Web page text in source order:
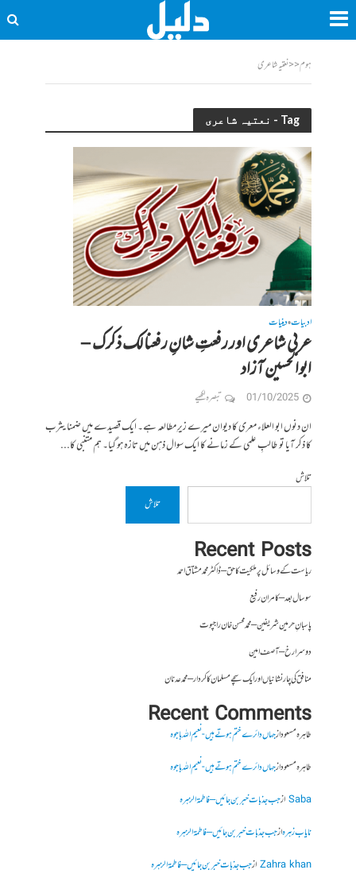
ہوم<<نعتیہ شاعری
Tag - نعتیہ شاعری
ادبیات•دینیات
عربی شاعری اور رفعتِ شانِ رفعنا لک ذکرک –
ابوالحسین آزاد
01/10/2025 تبصرہ لکھیے
ان دنوں ابو العلاء معری کا دیوان میرے زیرِ مطالعہ ہے۔ ایک قصیدے میں ضمنا یثرب
کا ذکر آیا تو طالبِ علمی کے زمانے کا ایک سوال ذہن میں تازہ ہو گیا۔ ہم متنبی کا...
تلاش
تلاش
Recent Posts
ریاست کے وسائل پر ملکیت کا حق – ڈاکٹر محمد مشتاق احمد
سو سال بعد – کامران رفیع
پاسبانِ حرمین شریفین – محمد محسن خان راجپوت
دوسرا رخ – آصف امین
منافق کی چار نشانیاں اور ایک سچے مسلمان کا کردار – محمد عدنان
Recent Comments
طاہرہ مسعودازجہاں دائرے ختم ہوتے ہیں- نعیم اللہ باجوہ
طاہرہ مسعودازجہاں دائرے ختم ہوتے ہیں- نعیم اللہ باجوہ
Sabaازجب جذبات خبر بن جائیں – فاطمۃالزہرہ
نایاب زہرہازجب جذبات خبر بن جائیں – فاطمۃالزہرہ
Zahra khanازجب جذبات خبر بن جائیں – فاطمۃالزہرہ